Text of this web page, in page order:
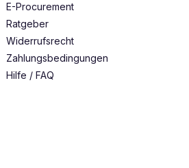
E-Procurement
Ratgeber
Widerrufsrecht
Zahlungsbedingungen
Hilfe / FAQ